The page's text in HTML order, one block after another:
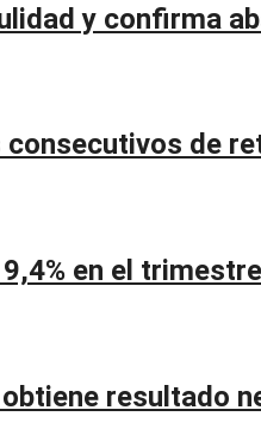
y confirma
de
en el
resultado